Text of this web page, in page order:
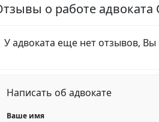
о работе
У адвоката еще нет отзывов,
Написать об адвокате
Ваше имя